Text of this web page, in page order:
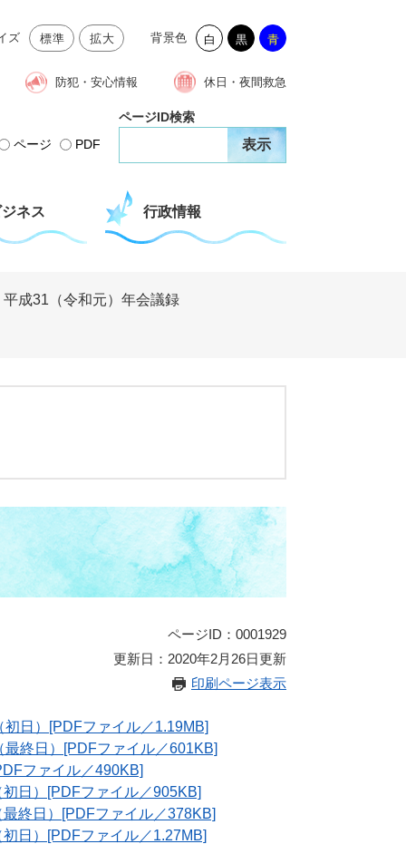
ズ 標準 拡大 背景色 白 黒 青
防犯・安心情報 休日・夜間救急
ページ PDF
ページID検索
ネス 行政情報
平成31（令和元）年会議録
ページID：0001929
更新日：2020年2月26日更新
印刷ページ表示
日）[PDFファイル／1.19MB]
終日）[PDFファイル／601KB]
ファイル／490KB]
日）[PDFファイル／905KB]
終日）[PDFファイル／378KB]
日）[PDFファイル／1.27MB]